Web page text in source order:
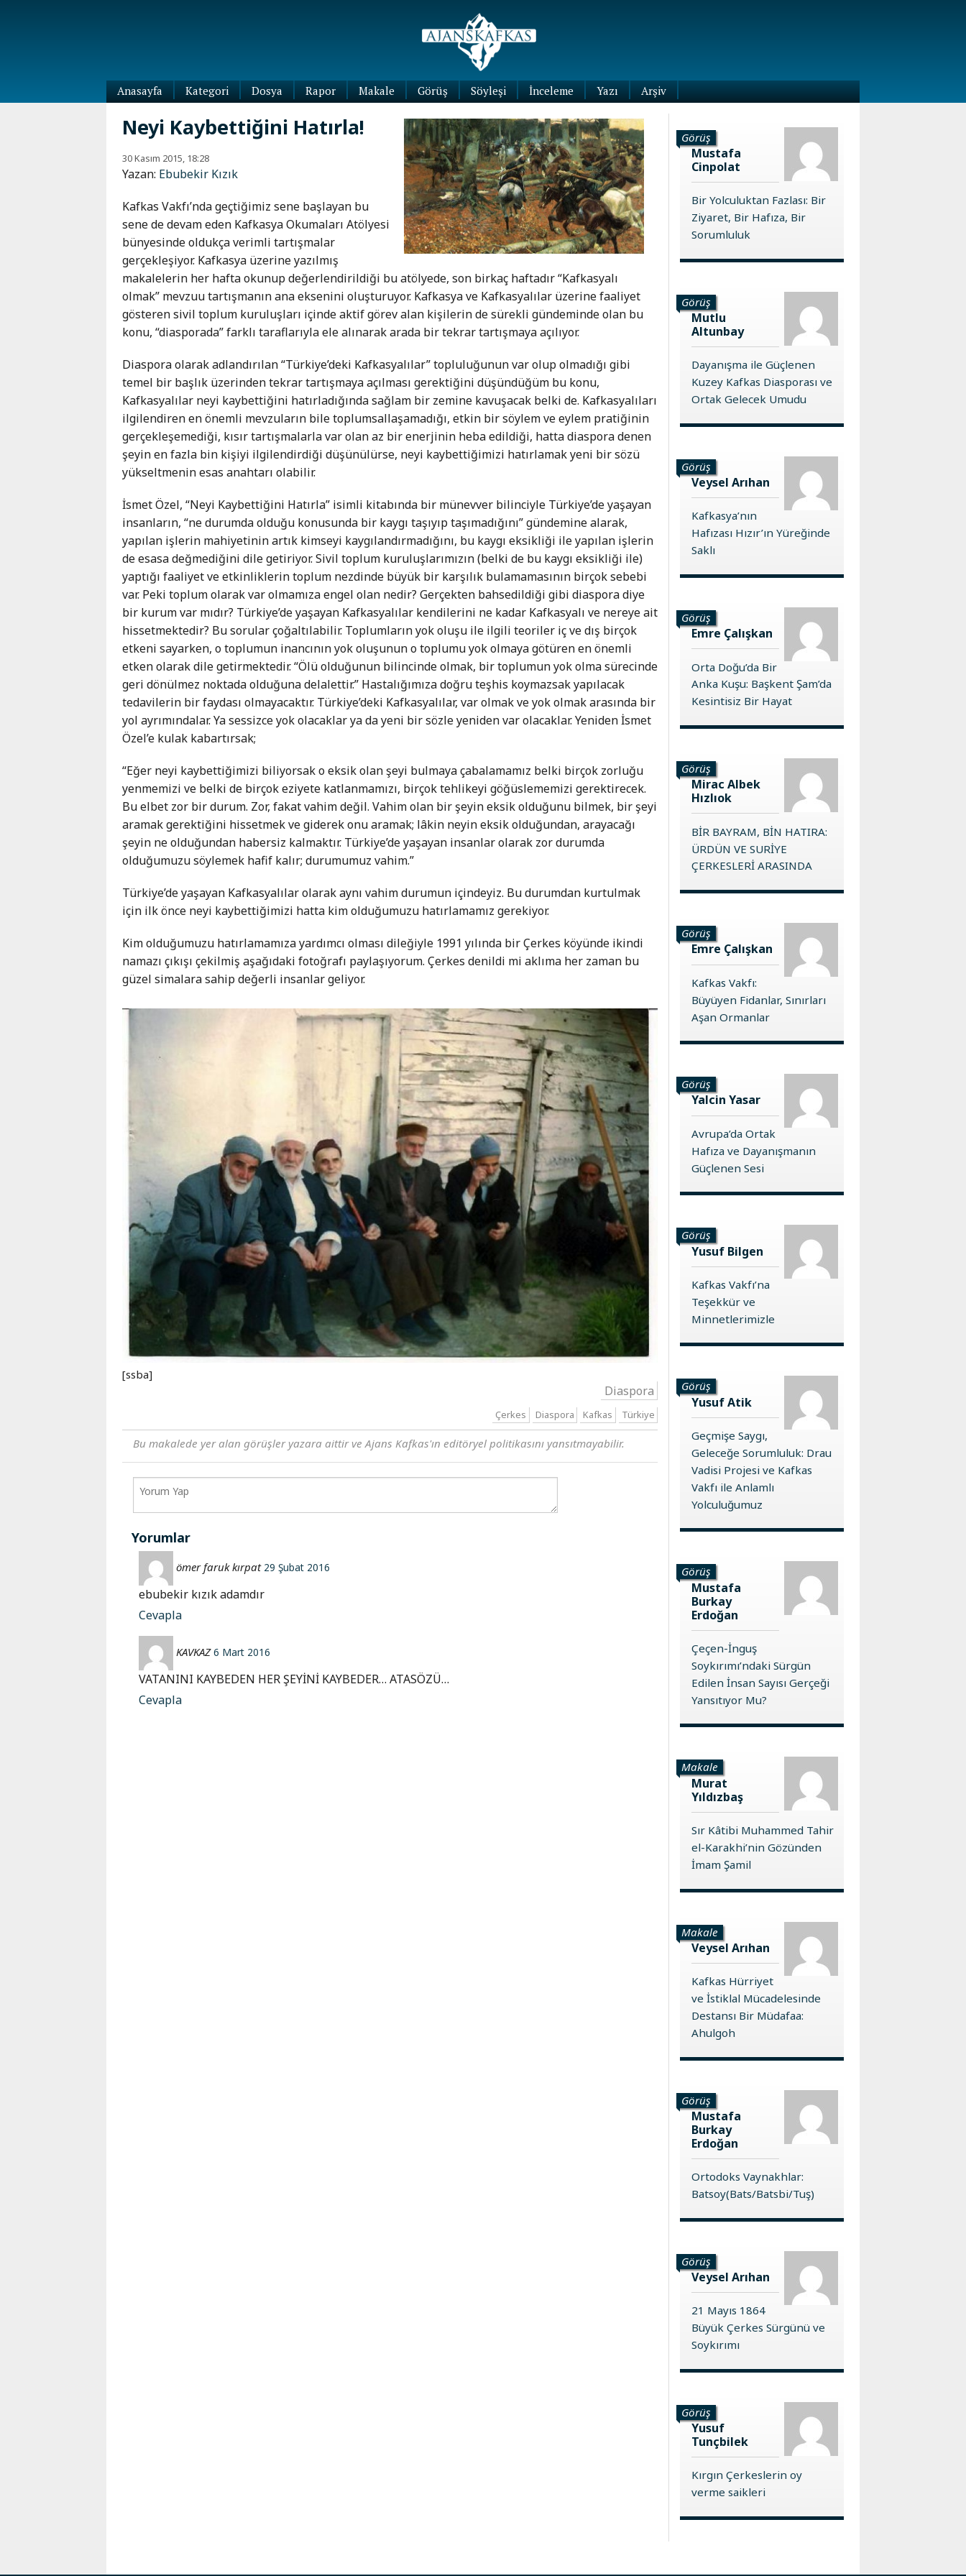
Anasayfa
Kategori
Dünya
Abhazya
Çeçenya
Dağıstan
Güney
Osetya
İnguşetya
Kabardey-
Balkar
Karaçay-
Krasnodar
Kray
Kuzey
Osetya
Stavropol
Kray
Kafkas-
Azerbaycan
Ermenistan
Gürcistan
Dosya Rapor Makale Görüş Söyleşi İnceleme
Yazı
Yazıları
Blog
Yazıları
Arşiv
Neyi Kaybettiğini Hatırla!
30 Kasım 2015, 18:28
Yazan: Ebubekir Kızık
Kafkas Vakfı’nda geçtiğimiz sene başlayan bu
sene de devam eden Kafkasya Okumaları Atölyesi
bünyesinde oldukça verimli tartışmalar
gerçekleşiyor. Kafkasya üzerine yazılmış
makalelerin her hafta okunup değerlendirildiği bu atölyede, son birkaç haftadır “Kafkasyalı
olmak” mevzuu tartışmanın ana eksenini oluşturuyor. Kafkasya ve Kafkasyalılar üzerine faaliyet
gösteren sivil toplum kuruluşları içinde aktif görev alan kişilerin de sürekli gündeminde olan bu
konu, “diasporada” farklı taraflarıyla ele alınarak arada bir tekrar tartışmaya açılıyor.
Diaspora olarak adlandırılan “Türkiye’deki Kafkasyalılar” topluluğunun var olup olmadığı gibi
temel bir başlık üzerinden tekrar tartışmaya açılması gerektiğini düşündüğüm bu konu,
Kafkasyalılar neyi kaybettiğini hatırladığında sağlam bir zemine kavuşacak belki de. Kafkasyalıları
ilgilendiren en önemli mevzuların bile toplumsallaşamadığı, etkin bir söylem ve eylem pratiğinin
gerçekleşemediği, kısır tartışmalarla var olan az bir enerjinin heba edildiği, hatta diaspora denen
şeyin en fazla bin kişiyi ilgilendirdiği düşünülürse, neyi kaybettiğimizi hatırlamak yeni bir sözü
yükseltmenin esas anahtarı olabilir.
İsmet Özel, “Neyi Kaybettiğini Hatırla” isimli kitabında bir münevver bilinciyle Türkiye’de yaşayan
insanların, “ne durumda olduğu konusunda bir kaygı taşıyıp taşımadığını” gündemine alarak,
yapılan işlerin mahiyetinin artık kimseyi kaygılandırmadığını, bu kaygı eksikliği ile yapılan işlerin
de esasa değmediğini dile getiriyor. Sivil toplum kuruluşlarımızın (belki de bu kaygı eksikliği ile)
yaptığı faaliyet ve etkinliklerin toplum nezdinde büyük bir karşılık bulamamasının birçok sebebi
var. Peki toplum olarak var olmamıza engel olan nedir? Gerçekten bahsedildiği gibi diaspora diye
bir kurum var mıdır? Türkiye’de yaşayan Kafkasyalılar kendilerini ne kadar Kafkasyalı ve nereye ait
hissetmektedir? Bu sorular çoğaltılabilir. Toplumların yok oluşu ile ilgili teoriler iç ve dış birçok
etkeni sayarken, o toplumun inancının yok oluşunun o toplumu yok olmaya götüren en önemli
etken olarak dile getirmektedir. “Ölü olduğunun bilincinde olmak, bir toplumun yok olma sürecinde
geri dönülmez noktada olduğuna delalettir.” Hastalığımıza doğru teşhis koymazsak yapılacak
tedavilerin bir faydası olmayacaktır. Türkiye’deki Kafkasyalılar, var olmak ve yok olmak arasında bir
yol ayrımındalar. Ya sessizce yok olacaklar ya da yeni bir sözle yeniden var olacaklar. Yeniden İsmet
Özel’e kulak kabartırsak;
“Eğer neyi kaybettiğimizi biliyorsak o eksik olan şeyi bulmaya çabalamamız belki birçok zorluğu
yenmemizi ve belki de birçok eziyete katlanmamızı, birçok tehlikeyi göğüslememizi gerektirecek.
Bu elbet zor bir durum. Zor, fakat vahim değil. Vahim olan bir şeyin eksik olduğunu bilmek, bir şeyi
aramak gerektiğini hissetmek ve giderek onu aramak; lâkin neyin eksik olduğundan, arayacağı
şeyin ne olduğundan habersiz kalmaktır. Türkiye’de yaşayan insanlar olarak zor durumda
olduğumuzu söylemek hafif kalır; durumumuz vahim.”
Türkiye’de yaşayan Kafkasyalılar olarak aynı vahim durumun içindeyiz. Bu durumdan kurtulmak
için ilk önce neyi kaybettiğimizi hatta kim olduğumuzu hatırlamamız gerekiyor.
Kim olduğumuzu hatırlamamıza yardımcı olması dileğiyle 1991 yılında bir Çerkes köyünde ikindi
namazı çıkışı çekilmiş aşağıdaki fotoğrafı paylaşıyorum. Çerkes denildi mi aklıma her zaman bu
güzel simalara sahip değerli insanlar geliyor.
[ssba]
Diaspora
Çerkes Diaspora Kafkas Türkiye
Bu makalede yer alan görüşler yazara aittir ve Ajans Kafkas'ın editöryel politikasını yansıtmayabilir.
Yorumlar
ömer faruk kırpat 29 Şubat 2016
ebubekir kızık adamdır
Cevapla
KAVKAZ 6 Mart 2016
VATANINI KAYBEDEN HER ŞEYİNİ KAYBEDER… ATASÖZÜ…
Cevapla
Görüş
Mustafa
Cinpolat
Bir Yolculuktan Fazlası: Bir
Ziyaret, Bir Hafıza, Bir
Sorumluluk
Görüş
Mutlu
Altunbay
Dayanışma ile Güçlenen
Kuzey Kafkas Diasporası ve
Ortak Gelecek Umudu
Görüş
Veysel Arıhan
Kafkasya’nın
Hafızası Hızır’ın Yüreğinde
Saklı
Görüş
Emre Çalışkan
Orta Doğu’da Bir
Anka Kuşu: Başkent Şam’da
Kesintisiz Bir Hayat
Görüş
Mirac Albek
Hızlıok
BİR BAYRAM, BİN HATIRA:
ÜRDÜN VE SURİYE
ÇERKESLERİ ARASINDA
Görüş
Emre Çalışkan
Kafkas Vakfı:
Büyüyen Fidanlar, Sınırları
Aşan Ormanlar
Görüş
Yalcin Yasar
Avrupa’da Ortak
Hafıza ve Dayanışmanın
Güçlenen Sesi
Görüş
Yusuf Bilgen
Kafkas Vakfı’na
Teşekkür ve
Minnetlerimizle
Görüş
Yusuf Atik
Geçmişe Saygı,
Geleceğe Sorumluluk: Drau
Vadisi Projesi ve Kafkas
Vakfı ile Anlamlı
Yolculuğumuz
Görüş
Mustafa
Burkay
Erdoğan
Çeçen-İnguş
Soykırımı’ndaki Sürgün
Edilen İnsan Sayısı Gerçeği
Yansıtıyor Mu?
Makale
Murat
Yıldızbaş
Sır Kâtibi Muhammed Tahir
el-Karakhi’nin Gözünden
İmam Şamil
Makale
Veysel Arıhan
Kafkas Hürriyet
ve İstiklal Mücadelesinde
Destansı Bir Müdafaa:
Ahulgoh
Görüş
Mustafa
Burkay
Erdoğan
Ortodoks Vaynakhlar:
Batsoy(Bats/Batsbi/Tuş)
Görüş
Veysel Arıhan
21 Mayıs 1864
Büyük Çerkes Sürgünü ve
Soykırımı
Görüş
Yusuf
Tunçbilek
Kırgın Çerkeslerin oy
verme saikleri